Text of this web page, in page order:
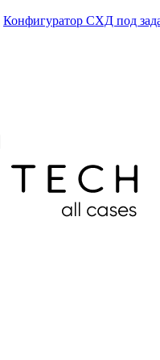
Конфигуратор СХД под